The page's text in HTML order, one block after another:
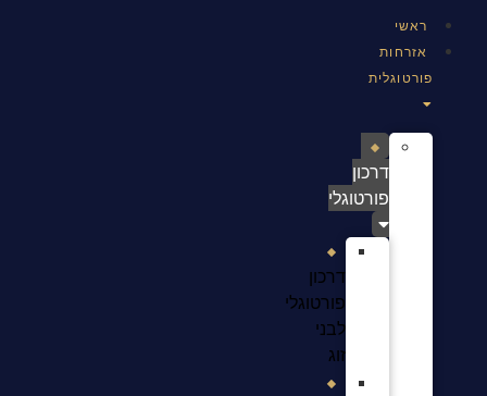
ראשי
אזרחות
פורטוגלית
דרכון
פורטוגלי
דרכון
פורטוגלי
לבני
זוג